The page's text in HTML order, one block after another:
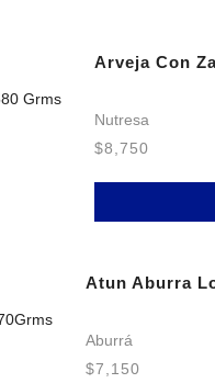
Arveja Con
Nutresa
$8,750
Atun Aburra
Aburrá
$7,150